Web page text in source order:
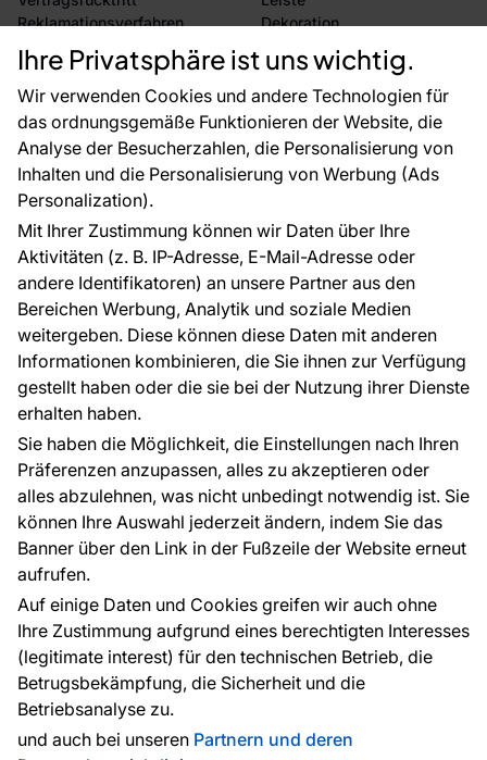
Ihre Privatsphäre ist uns wichtig.
Wir verwenden Cookies und andere Technologien für
das ordnungsgemäße Funktionieren der Website, die
Analyse der Besucherzahlen, die Personalisierung von
Inhalten und die Personalisierung von Werbung (Ads
Personalization).
Mit Ihrer Zustimmung können wir Daten über Ihre
Aktivitäten (z. B. IP-Adresse, E-Mail-Adresse oder
andere Identifikatoren) an unsere Partner aus den
Bereichen Werbung, Analytik und soziale Medien
weitergeben. Diese können diese Daten mit anderen
Informationen kombinieren, die Sie ihnen zur Verfügung
gestellt haben oder die sie bei der Nutzung ihrer Dienste
erhalten haben.
Sie haben die Möglichkeit, die Einstellungen nach Ihren
Präferenzen anzupassen, alles zu akzeptieren oder
alles abzulehnen, was nicht unbedingt notwendig ist. Sie
können Ihre Auswahl jederzeit ändern, indem Sie das
Banner über den Link in der Fußzeile der Website erneut
aufrufen.
Auf einige Daten und Cookies greifen wir auch ohne
Ihre Zustimmung aufgrund eines berechtigten Interesses
(legitimate interest) für den technischen Betrieb, die
Betrugsbekämpfung, die Sicherheit und die
Betriebsanalyse zu.
und auch bei unseren Partnern und deren
Reklamationsverfahren
Rücksendung von Waren
CE-Zertifizierung
Großhandel
Raumvisualisierung
Dekoration
Selbstklebende Folien
Zubehör
Tapetenmuster
FÜR SIE
Blog
EU-Projekte
Ratschläge und Tipps
FAQ
ÜBER DAS UNTERNEHMEN
Kontakt
Haben Sie Fragen? Wir helfen Ihnen gerne weiter
und beraten Sie persönlich.
+49 781 95633072
service@tapeteneshop.de
Zahlungsarten:
Die Zahlungen werden geleistet von:
Schutz personenbezogener Daten